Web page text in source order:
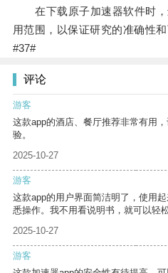
在下载原子加速器软件时，
用范围，以保证研究的准确性和
#37#
评论
游客
这款app的酒店、餐厅推荐非常有用
验。
2025-10-27
游客
这款app的用户界面简洁明了，使用
悉操作。我不用看说明书，就可以轻
2025-10-27
游客